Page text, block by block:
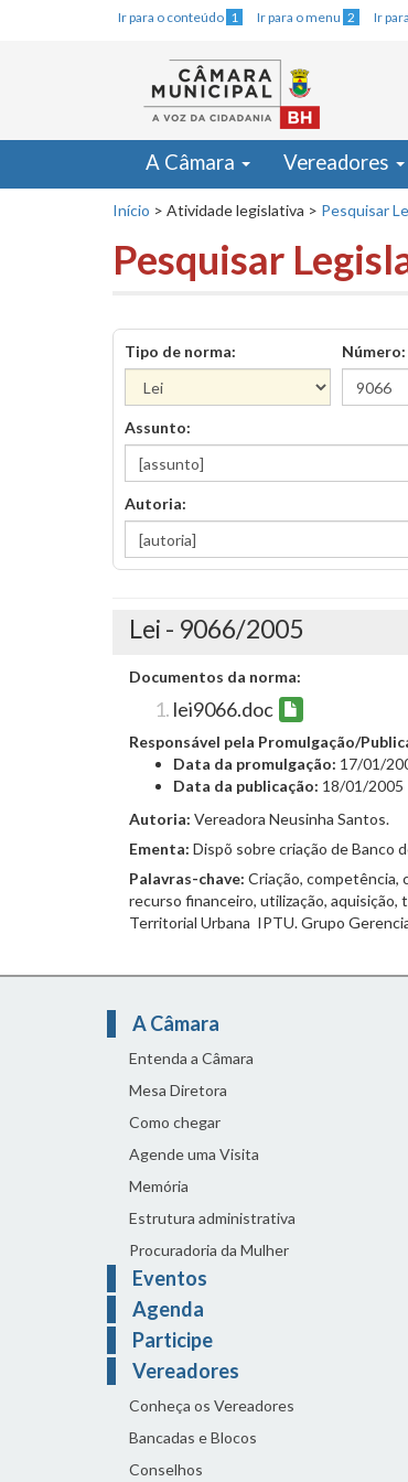
Ir para o conteúdo 1 Ir para o menu 2 Ir
A Câmara Vereadores
Início > Atividade legislativa > Pesquisar
Pesquisar
Tipo de norma:
Número:
Assunto:
Autoria:
Lei - 9066/2005
Documentos da norma:
lei9066.doc
Responsável pela Promulgação/
Data da promulgação: 17/01/
Data da publicação: 18/01/2005
Autoria: Vereadora Neusinha Santos.
Ementa: Dispõ sobre criação de Banco
Palavras-chave: Criação, competência,
recurso financeiro, utilização,
Territorial Urbana  IPTU. Grupo
A Câmara
Entenda a Câmara
Mesa Diretora
Como chegar
Agende uma Visita
Memória
Estrutura administrativa
Procuradoria da Mulher
Eventos
Agenda
Participe
Vereadores
Conheça os Vereadores
Bancadas e Blocos
Conselhos